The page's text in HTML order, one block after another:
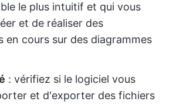
le plus intuitif et qui vous
et de réaliser des
en cours sur des diagrammes
: vérifiez si le logiciel vous
et d'exporter des fichiers